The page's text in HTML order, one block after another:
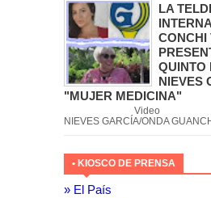
LA
CONCHI
QUINTO
NIEVES
"MUJER MEDICINA"
Video
NIEVES GARCÍA/ONDA
• KIOSCO DE PRENSA
» El País